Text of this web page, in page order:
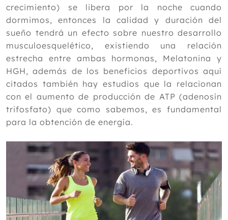
crecimiento) se libera por la noche cuando
dormimos, entonces la calidad y duración del
sueño tendrá un efecto sobre nuestro desarrollo
musculoesquelético, existiendo una relación
estrecha entre ambas hormonas, Melatonina y
HGH, además de los beneficios deportivos aquí
citados también hay estudios que la relacionan
con el aumento de producción de ATP (adenosín
trifosfato) que como sabemos, es fundamental
para la obtención de energía.